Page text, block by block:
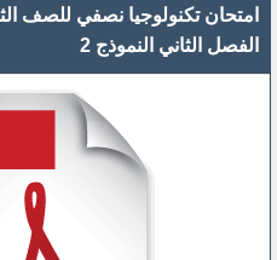
امتحان تكنولوجيا نصفي للصف
الفصل الثاني النموذج 2